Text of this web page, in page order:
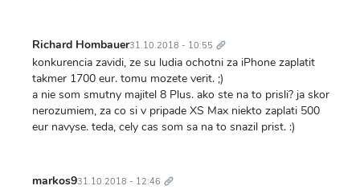
Richard Hombauer31.10.2018 - 10:55 odkaz
konkurencia zavidi, ze su ludia ochotni za iPhone zaplatit
takmer 1700 eur. tomu mozete verit. ;)
a nie som smutny majitel 8 Plus. ako ste na to prisli? ja skor
nerozumiem, za co si v pripade XS Max niekto zaplati 500
eur navyse. teda, cely cas som sa na to snazil prist. :)
markos931.10.2018 - 12:46 odkaz